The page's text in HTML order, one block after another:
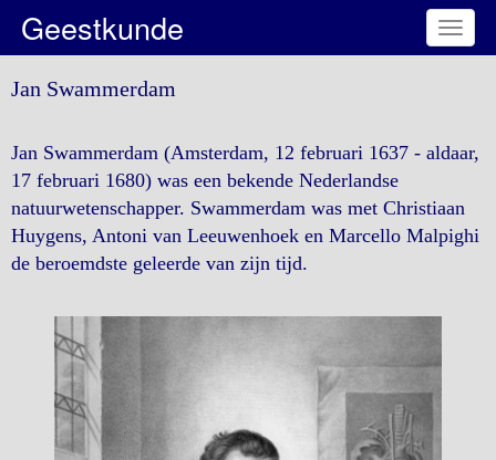
Toggle
Geestkunde
Jan Swammerdam
Jan Swammerdam (Amsterdam, 12 februari 1637 - aldaar,
17 februari 1680) was een bekende Nederlandse
natuurwetenschapper. Swammerdam was met Christiaan
Huygens, Antoni van Leeuwenhoek en Marcello Malpighi
de beroemdste geleerde van zijn tijd.